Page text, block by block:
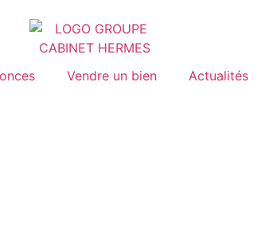
Vendre un bien Actualités